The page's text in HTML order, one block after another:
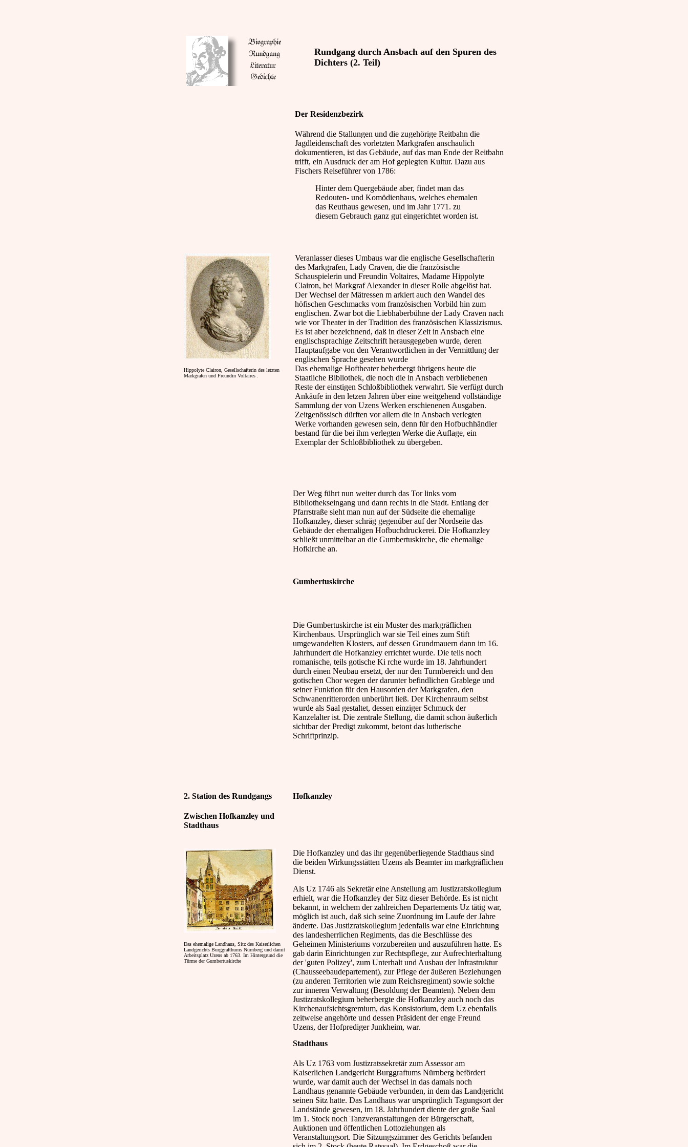
Rundgang durch Ansbach auf den Spuren des
Dichters (2. Teil)
Der Residenzbezirk
Während die Stallungen und die zugehörige Reitbahn die
Jagdleidenschaft des vorletzten Markgrafen anschaulich
dokumentieren, ist das Gebäude, auf das man Ende der Reitbahn
trifft, ein Ausdruck der am Hof geplegten Kultur. Dazu aus
Fischers Reiseführer von 1786:
Hinter dem Quergebäude aber, findet man das
Redouten- und Komödienhaus, welches ehemalen
das Reuthaus gewesen, und im Jahr 1771. zu
diesem Gebrauch ganz gut eingerichtet worden ist.
Hippolyte Clairon, Gesellschafterin des letzten
Markgrafen und Freundin Voltaires .
Veranlasser dieses Umbaus war die englische Gesellschafterin
des Markgrafen, Lady Craven, die die französische
Schauspielerin und Freundin Voltaires, Madame Hippolyte
Clairon, bei Markgraf Alexander in dieser Rolle abgelöst hat.
Der Wechsel der Mätressen m arkiert auch den Wandel des
höfischen Geschmacks vom französischen Vorbild hin zum
englischen. Zwar bot die Liebhaberbühne der Lady Craven nach
wie vor Theater in der Tradition des französischen Klassizismus.
Es ist aber bezeichnend, daß in dieser Zeit in Ansbach eine
englischsprachige Zeitschrift herausgegeben wurde, deren
Hauptaufgabe von den Verantwortlichen in der Vermittlung der
englischen Sprache gesehen wurde
Das ehemalige Hoftheater beherbergt übrigens heute die
Staatliche Bibliothek, die noch die in Ansbach verbliebenen
Reste der einstigen Schloßbibliothek verwahrt. Sie verfügt durch
Ankäufe in den letzen Jahren über eine weitgehend vollständige
Sammlung der von Uzens Werken erschienenen Ausgaben.
Zeitgenössisch dürften vor allem die in Ansbach verlegten
Werke vorhanden gewesen sein, denn für den Hofbuchhändler
bestand für die bei ihm verlegten Werke die Auflage, ein
Exemplar der Schloßbibliothek zu übergeben.
Der Weg führt nun weiter durch das Tor links vom
Bibliothekseingang und dann rechts in die Stadt. Entlang der
Pfarrstraße sieht man nun auf der Südseite die ehemalige
Hofkanzley, dieser schräg gegenüber auf der Nordseite das
Gebäude der ehemaligen Hofbuchdruckerei. Die Hofkanzley
schließt unmittelbar an die Gumbertuskirche, die ehemalige
Hofkirche an.
Gumbertuskirche
Die Gumbertuskirche ist ein Muster des markgräflichen
Kirchenbaus. Ursprünglich war sie Teil eines zum Stift
umgewandelten Klosters, auf dessen Grundmauern dann im 16.
Jahrhundert die Hofkanzley errichtet wurde. Die teils noch
romanische, teils gotische Ki rche wurde im 18. Jahrhundert
durch einen Neubau ersetzt, der nur den Turmbereich und den
gotischen Chor wegen der darunter befindlichen Grablege und
seiner Funktion für den Hausorden der Markgrafen, den
Schwanenritterorden unberührt ließ. Der Kirchenraum selbst
wurde als Saal gestaltet, dessen einziger Schmuck der
Kanzelalter ist. Die zentrale Stellung, die damit schon äußerlich
sichtbar der Predigt zukommt, betont das lutherische
Schriftprinzip.
2. Station des Rundgangs
Zwischen Hofkanzley und
Stadthaus
Hofkanzley
Das ehemalige Landhaus, Sitz des Kaiserlichen
Landgerichts Burggrafthums Nürnberg und damit
Arbeitsplatz Uzens ab 1763. Im Hintergrund die
Türme der Gumbertuskirche
Die Hofkanzley und das ihr gegenüberliegende Stadthaus sind
die beiden Wirkungsstätten Uzens als Beamter im markgräflichen
Dienst.
Als Uz 1746 als Sekretär eine Anstellung am Justizratskollegium
erhielt, war die Hofkanzley der Sitz dieser Behörde. Es ist nicht
bekannt, in welchem der zahlreichen Departements Uz tätig war,
möglich ist auch, daß sich seine Zuordnung im Laufe der Jahre
änderte. Das Justizratskollegium jedenfalls war eine Einrichtung
des landesherrlichen Regiments, das die Beschlüsse des
Geheimen Ministeriums vorzubereiten und auszuführen hatte. Es
gab darin Einrichtungen zur Rechtspflege, zur Aufrechterhaltung
der 'guten Polizey', zum Unterhalt und Ausbau der Infrastruktur
(Chausseebaudepartement), zur Pflege der äußeren Beziehungen
(zu anderen Territorien wie zum Reichsregiment) sowie solche
zur inneren Verwaltung (Besoldung der Beamten). Neben dem
Justizratskollegium beherbergte die Hofkanzley auch noch das
Kirchenaufsichtsgremium, das Konsistorium, dem Uz ebenfalls
zeitweise angehörte und dessen Präsident der enge Freund
Uzens, der Hofprediger Junkheim, war.
Stadthaus
Als Uz 1763 vom Justizratssekretär zum Assessor am
Kaiserlichen Landgericht Burggraftums Nürnberg befördert
wurde, war damit auch der Wechsel in das damals noch
Landhaus genannte Gebäude verbunden, in dem das Landgericht
seinen Sitz hatte. Das Landhaus war ursprünglich Tagungsort der
Landstände gewesen, im 18. Jahrhundert diente der große Saal
im 1. Stock noch Tanzveranstaltungen der Bürgerschaft,
Auktionen und öffentlichen Lottoziehungen als
Veranstaltungsort. Die Sitzungszimmer des Gerichts befanden